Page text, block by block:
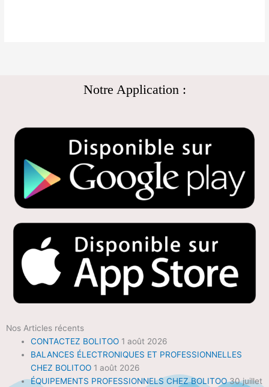
Notre Application :
Nos Articles récents
CONTACTEZ BOLITOO 1 août 2026
BALANCES ÉLECTRONIQUES ET PROFESSIONNELLES
CHEZ BOLITOO 1 août 2026
ÉQUIPEMENTS PROFESSIONNELS CHEZ BOLITOO 30 juillet